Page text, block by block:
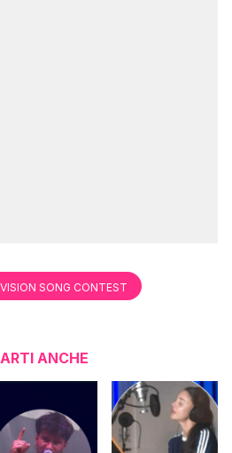
SONG CONTEST
ANCHE